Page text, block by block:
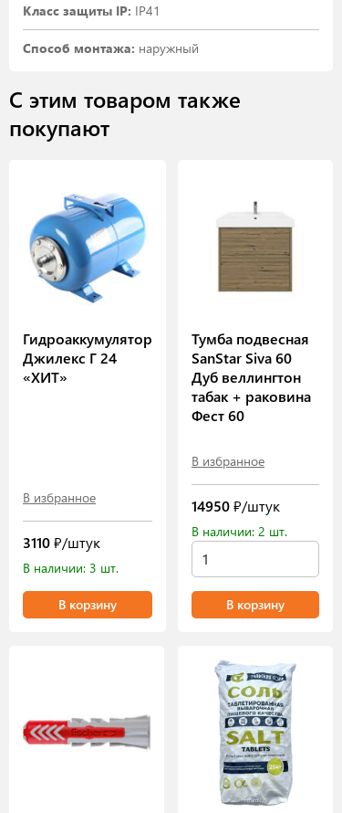
Класс защиты IP: IP41
Способ монтажа: наружный
С этим товаром также
покупают
Гидроаккумулятор
Джилекс Г 24
«ХИТ»
В избранное
3110₽/штук
В наличии: 3 шт.
В корзину
Тумба подвесная
SanStar Siva 60
Дуб веллингтон
табак + раковина
Фест 60
В избранное
14950₽/штук
В наличии: 2 шт.
В корзину